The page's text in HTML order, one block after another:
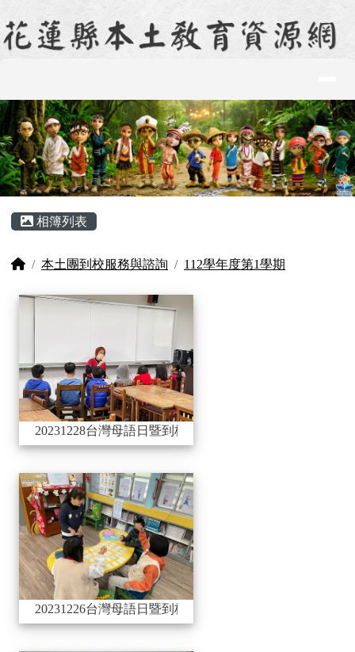
跳至主內容區
花蓮縣本土教育資源網
主內容區域
相簿列表
回首頁
本土團到校服務與諮詢 112學年度第1學期
相簿列表
20231228台灣母語日暨到校服務與諮詢_壽豐國小
20231226台灣母語日暨到校
20231226台灣母語日暨到校服務與諮詢_光復國小
頁尾區域